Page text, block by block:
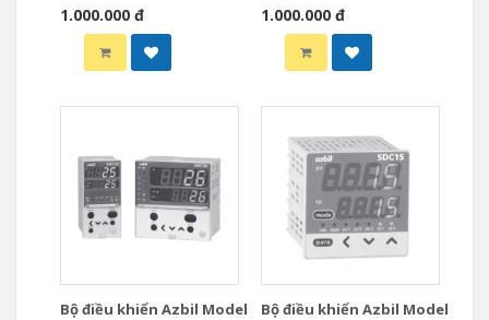
Modules Controllers
1.000.000 đ 1.000.000 đ
Bộ điều khiển Azbil Model
Bộ điều khiển Azbil Model